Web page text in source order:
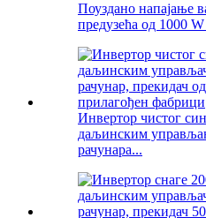
Поуздано напајање
предузећа од 1000
Инвертор чистог
даљинским
рачунара...